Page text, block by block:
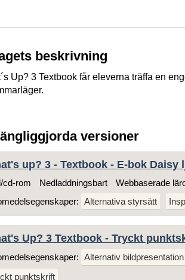
beskrivning
Up? 3 Textbookfår eleverna träffa en
versioner
up? 3 - Textbook - E-bok Daisy
cd-rom
Nedladdningsbart
Webbaserade
Alternativa styrsätt
Up? 3 Textbook - Tryckt
Alternativ bildpresentation
punktskrift